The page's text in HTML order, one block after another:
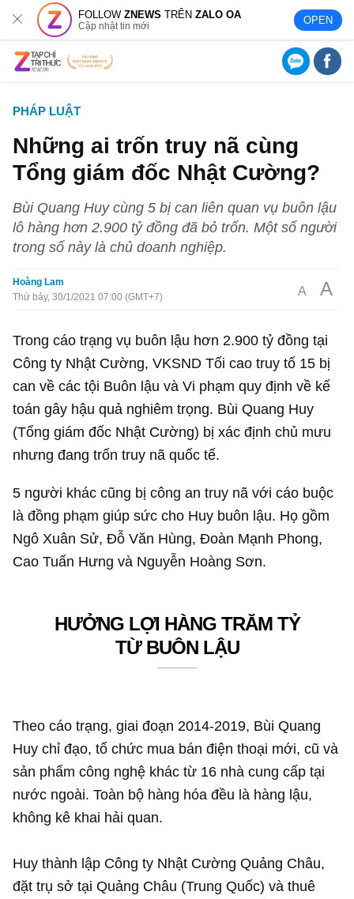
FOLLOWZNEWS TRÊNZALO OA
Cập nhật tin mới OPEN
PHÁP LUẬT
Những ai trốn truy nã cùng
Tổng giám đốc Nhật Cường?
Bùi Quang Huy cùng 5 bị can liên quan vụ buôn lậu
lô hàng hơn 2.900 tỷ đồng đã bỏ trốn. Một số người
trong số này là chủ doanh nghiệp.
Hoàng Lam
Thứ bảy, 30/1/2021 07:00 (GMT+7)
A A
Trong cáo trạng vụ buôn lậu hơn 2.900 tỷ đồng tại
Công ty Nhật Cường, VKSND Tối cao truy tố 15 bị
can về các tội Buôn lậu và Vi phạm quy định về kế
toán gây hậu quả nghiêm trọng. Bùi Quang Huy
(Tổng giám đốc Nhật Cường) bị xác định chủ mưu
nhưng đang trốn truy nã quốc tế.
5 người khác cũng bị công an truy nã với cáo buộc
là đồng phạm giúp sức cho Huy buôn lậu. Họ gồm
Ngô Xuân Sử, Đỗ Văn Hùng, Đoàn Mạnh Phong,
Cao Tuấn Hưng và Nguyễn Hoàng Sơn.
HƯỞNG LỢI HÀNG TRĂM TỶ
TỪ BUÔN LẬU
Theo cáo trạng, giai đoạn 2014-2019, Bùi Quang
Huy chỉ đạo, tổ chức mua bán điện thoại mới, cũ và
sản phẩm công nghệ khác từ 16 nhà cung cấp tại
nước ngoài. Toàn bộ hàng hóa đều là hàng lậu,
không kê khai hải quan.
Huy thành lập Công ty Nhật Cường Quảng Châu,
đặt trụ sở tại Quảng Châu (Trung Quốc) và thuê